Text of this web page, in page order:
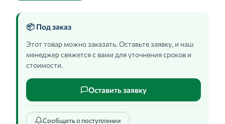
📦 Под заказ
Этот товар можно заказать. Оставьте заявку, и наш
менеджер свяжется с вами для уточнения сроков и
стоимости.
Оставить заявку
Сообщить о поступлении